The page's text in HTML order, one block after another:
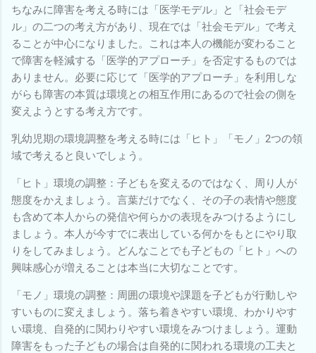
ちなみに障害を考える時には「医学モデル」と「社会モデ
ル」の二つの考え方があり、現在では「社会モデル」で考え
ることが中心になりました。これは本人の機能が変わること
で障害を軽減する「医学的アプローチ」を否定するものでは
ありません。必要に応じて「医学的アプローチ」を利用しな
がらも障害の本質は環境との相互作用にあるので社会の側を
変えようとする考え方です。
乳幼児期の環境調整を考える時には「ヒト」「モノ」2つの領
域で考えると良いでしょう。
「ヒト」環境の調整：子どもを変えるのではなく、周り人が
態度をかえましょう。言葉だけでなく、その子の表情や態度
も含めて本人からの発信や何らかの表現をみつけるようにし
ましょう。本人が今すでに表出している何かをもとにやり取
りをしてみましょう。どんなことでも子どもの「ヒト」への
興味感心が増えることは本当に大切なことです。
「モノ」環境の調整：周囲の環境や課題を子どもが行動しや
すいものに変えましょう。落ち着きやすい環境、わかりやす
い環境、自発的に関わりやすい環境をみつけましょう。運動
障害をもった子どもの場合は自発的に関われる環境の工夫と